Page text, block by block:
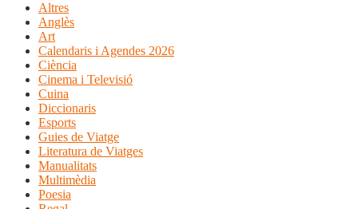
Altres
Anglès
Art
Calendaris i Agendes 2026
Ciència
Cinema i Televisió
Cuina
Diccionaris
Esports
Guies de Viatge
Literatura de Viatges
Manualitats
Multimèdia
Poesia